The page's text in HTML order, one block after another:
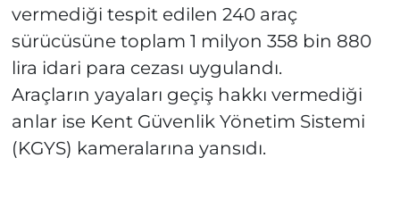
vermediği tespit edilen 240 araç
sürücüsüne toplam 1 milyon 358 bin 880
lira idari para cezası uygulandı.
Araçların yayaları geçiş hakkı vermediği
anlar ise Kent Güvenlik Yönetim Sistemi
(KGYS) kameralarına yansıdı.